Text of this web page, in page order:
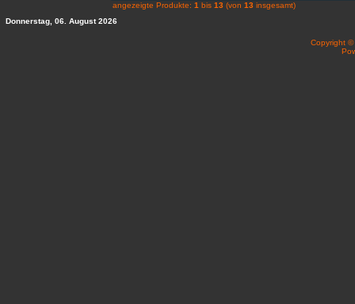
angezeigte Produkte: 1 bis 13 (von 13 insgesamt)
Donnerstag, 06. August 2026
Copyright